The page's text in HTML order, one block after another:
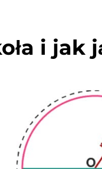
i jak